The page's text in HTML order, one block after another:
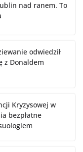
nad ranem. To
odwiedził
z Donaldem
Kryzysowej w
bezpłatne